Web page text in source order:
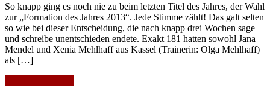
So knapp ging es noch nie zu beim letzten Titel des Jahres, der Wahl
zur „Formation des Jahres 2013“. Jede Stimme zählt! Das galt selten
so wie bei dieser Entscheidung, die nach knapp drei Wochen sage
und schreibe unentschieden endete. Exakt 181 hatten sowohl Jana
Mendel und Xenia Mehlhaff aus Kassel (Trainerin: Olga Mehlhaff)
als […]